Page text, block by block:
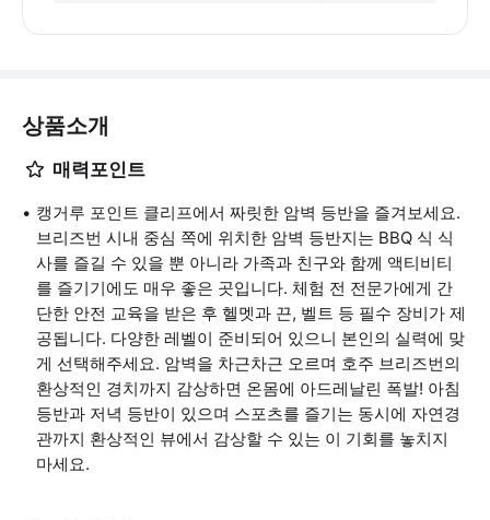
상품소개
매력포인트
캥거루 포인트 클리프에서 짜릿한 암벽 등반을 즐겨보세요.
브리즈번 시내 중심 쪽에 위치한 암벽 등반지는 BBQ 식 식
사를 즐길 수 있을 뿐 아니라 가족과 친구와 함께 액티비티
를 즐기기에도 매우 좋은 곳입니다. 체험 전 전문가에게 간
단한 안전 교육을 받은 후 헬멧과 끈, 벨트 등 필수 장비가 제
공됩니다. 다양한 레벨이 준비되어 있으니 본인의 실력에 맞
게 선택해주세요. 암벽을 차근차근 오르며 호주 브리즈번의
환상적인 경치까지 감상하면 온몸에 아드레날린 폭발! 아침
등반과 저녁 등반이 있으며 스포츠를 즐기는 동시에 자연경
관까지 환상적인 뷰에서 감상할 수 있는 이 기회를 놓치지
마세요.